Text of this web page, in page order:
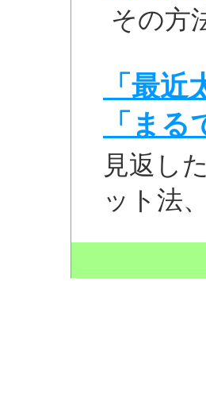
その方
「最
「ま
見返し
ット法